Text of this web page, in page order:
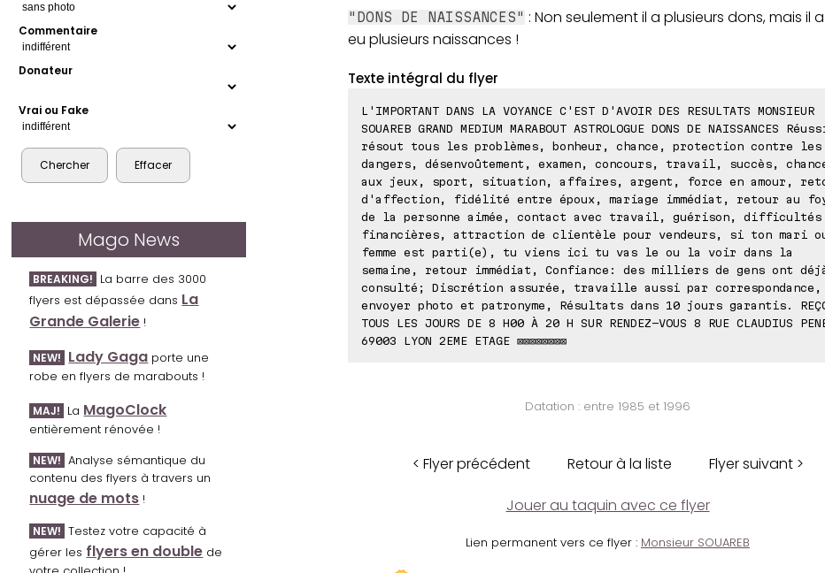
Commentaire
Donateur
Vrai ou Fake
Mago News
BREAKING! La barre des 3000
flyers est dépassée dans La
Grande Galerie !
NEW! Lady Gaga porte une
robe en flyers de marabouts !
MAJ! La MagoClock
entièrement rénovée !
NEW! Analyse sémantique du
contenu des flyers à travers un
nuage de mots !
NEW! Testez votre capacité à
gérer les flyers en double de
"DONS DE NAISSANCES" : Non seulement il a plusieurs dons, mais il
eu plusieurs naissances !
Texte intégral du flyer
L'IMPORTANT DANS LA VOYANCE C'EST D'AVOIR DES RESULTATS MONSIEUR
SOUAREB GRAND MEDIUM MARABOUT ASTROLOGUE DONS DE NAISSANCES
résout tous les problèmes, bonheur, chance, protection contre les
dangers, désenvoûtement, examen, concours, travail, succès,
aux jeux, sport, situation, affaires, argent, force en amour,
d'affection, fidélité entre époux, mariage immédiat, retour au
de la personne aimée, contact avec travail, guérison, difficultés
financières, attraction de clientèle pour vendeurs, si ton mari
femme est parti(e), tu viens ici tu vas le ou la voir dans la
semaine, retour immédiat, Confiance: des milliers de gens ont
consulté; Discrétion assurée, travaille aussi par correspondance,
envoyer photo et patronyme, Résultats dans 10 jours garantis.
TOUS LES JOURS DE 8 H00 À 20 H SUR RENDEZ-VOUS 8 RUE CLAUDIUS
69003 LYON 2EME ETAGE ⊠⊠⊠⊠⊠⊠⊠⊠
Datation : entre 1985 et 1996
< Flyer précédent Retour à la liste Flyer suivant >
Jouer au taquin avec ce flyer
Lien permanent vers ce flyer : Monsieur SOUAREB